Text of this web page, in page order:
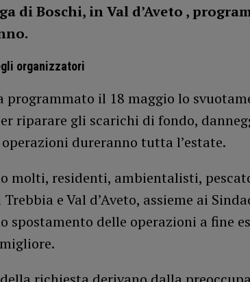
di Boschi, in Val d’Aveto ,
organizzatori
programmato il 18 maggio lo
riparare gli scarichi di fondo,
operazioni dureranno tutta l’estate.
molti, residenti, ambientalisti,
Trebbia e Val d’Aveto, assieme ai
spostamento delle operazioni a fine